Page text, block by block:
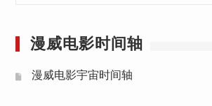
漫威电影时间轴
漫威电影宇宙时间轴